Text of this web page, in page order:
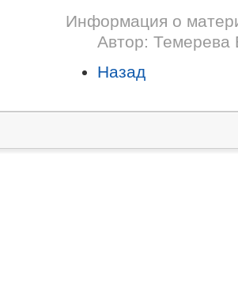
Информация о
Автор: Темерева
Назад